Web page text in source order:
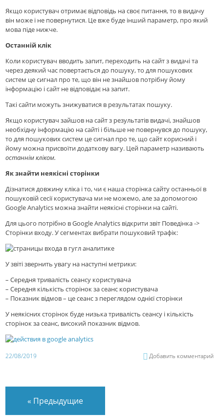
Якщо користувач отримає відповідь на своє питання, то в видачу
він може і не повернутися. Це вже буде інший параметр, про який
мова піде нижче.
Останній клік
Коли користувач вводить запит, переходить на сайт з видачі та
через деякий час повертається до пошуку, то для пошукових
систем це сигнал про те, що він не знайшов потрібну йому
інформацію і сайт не відповідає на запит.
Такі сайти можуть знижуватися в результатах пошуку.
Якщо користувач зайшов на сайт з результатів видачі, знайшов
необхідну інформацію на сайті і більше не повернувся до пошуку,
то для пошукових систем це сигнал про те, що сайт корисний і
йому можна присвоїти додаткову вагу. Цей параметр називають
останнім кліком.
Як знайти неякісні сторінки
Дізнатися довжину кліка і то, чи є наша сторінка сайту останньої в
пошуковій сесії користувача ми не можемо, але за допомогою
Google Analytics можна знайти неякісні сторінки на сайті.
Для цього потрібно в Google Analytics відкрити звіт Поведінка ->
Сторінки входу. У сегментах вибрати пошуковий трафік:
У звіті звернить увагу на наступні метрики:
– Середня тривалість сеансу користувача
– Середня кількість сторінок за сеанс користувача
– Показник відмов – це сеанс з переглядом однієї сторінки
У неякісних сторінок буде низька тривалість сеансу і кількість
сторінок за сеанс, високий показник відмов.
22/08/2019 Добавить комментарий
« Предыдущие